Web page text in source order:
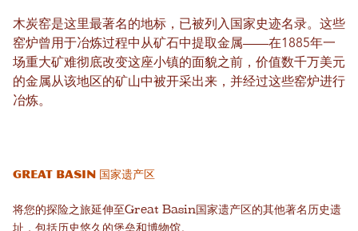
木炭窑是这里最著名的地标，已被列入国家史迹名录。这些
窑炉曾用于冶炼过程中从矿石中提取金属——在1885年一
场重大矿难彻底改变这座小镇的面貌之前，价值数千万美元
的金属从该地区的矿山中被开采出来，并经过这些窑炉进行
冶炼。
Great Basin 国家遗产区
将您的探险之旅延伸至Great Basin国家遗产区的其他著名历史遗
址，包括历史悠久的堡垒和博物馆。